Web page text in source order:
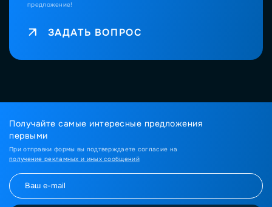
предложение!
ЗАДАТЬ ВОПРОС
Получайте самые интересные предложения
первыми
При отправки формы вы подтверждаете согласие на
получение рекламных и иных сообщений